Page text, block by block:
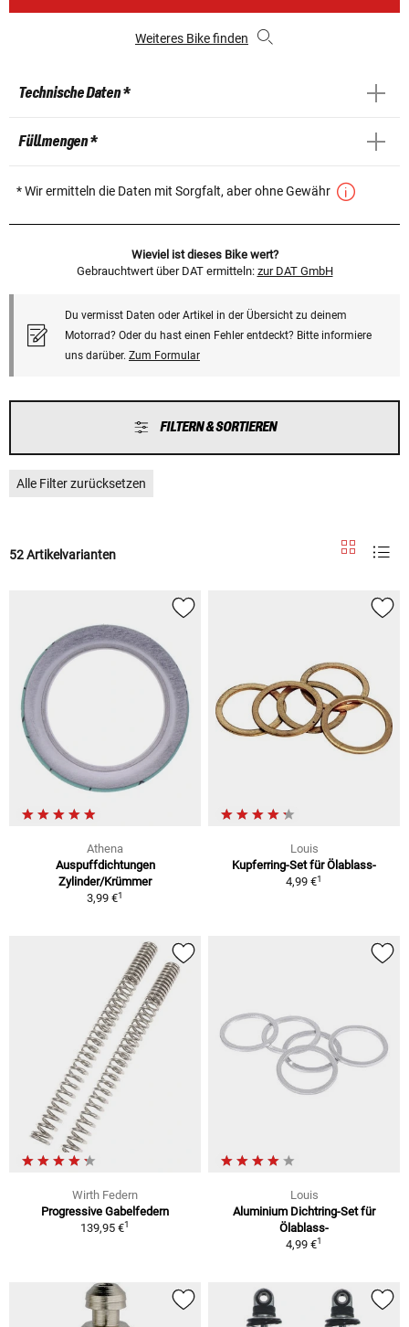
Weiteres Bike finden
Technische Daten *
Füllmengen *
* Wir ermitteln die Daten mit Sorgfalt, aber ohne Gewähr
Wieviel ist dieses Bike wert?
Gebrauchtwert über DAT ermitteln: zur DAT GmbH
Du vermisst Daten oder Artikel in der Übersicht zu deinem
Motorrad? Oder du hast einen Fehler entdeckt? Bitte informiere
uns darüber. Zum Formular
FILTERN & SORTIEREN
Alle Filter zurücksetzen
52 Artikelvarianten
Athena
Auspuffdichtungen
Zylinder/Krümmer
3,99 €1
Louis
Kupferring-Set für Ölablass-
4,99 €1
Wirth Federn
Progressive Gabelfedern
139,95 €1
Louis
Aluminium Dichtring-Set für
Ölablass-
4,99 €1